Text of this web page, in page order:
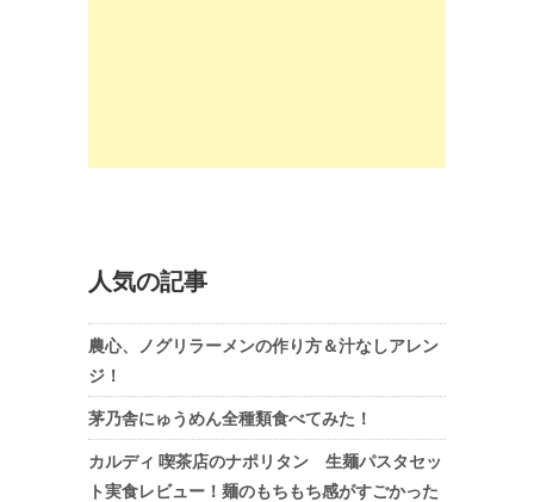
人気の記事
農心、ノグリラーメンの作り方＆汁なしアレン
ジ！
茅乃舎にゅうめん全種類食べてみた！
カルディ 喫茶店のナポリタン 生麺パスタセッ
ト実食レビュー！麺のもちもち感がすごかった